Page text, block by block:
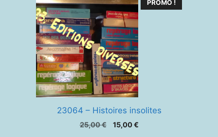
PROMO !
23064 – Histoires insolites
25,00€
Le
15,00€Le